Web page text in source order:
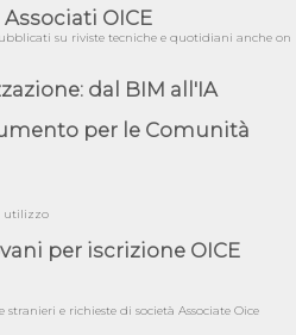
Export: Imprese e Territori del
devono possedere requisiti
nei piccoli Comuni: dal MIT
della Rilevazione annuale
OICE
su riviste tecniche e quotidiani anche on
dal BIM all'IA
per le Comunità
utilizzo
per iscrizione OICE
e richieste di società Associate Oice